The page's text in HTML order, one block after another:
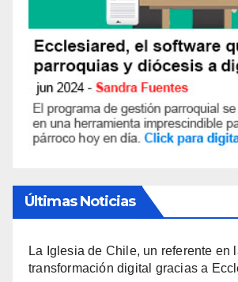
Últimas Noticias
La Iglesia de Chile, un referente en
transformación digital gracias a